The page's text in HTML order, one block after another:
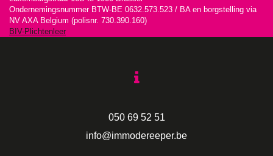
Ondernemingsnummer BTW-BE 0632.573.523 / BA en borgstelling via
NV AXA Belgium (polisnr. 730.390.160)
BIV-Plichtenleer
050 69 52 51
info@immodereeper.be